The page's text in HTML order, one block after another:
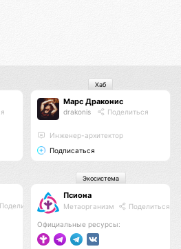
Марс Драконис
drakonis Поделиться
Инженер-архитектор
Подписаться
Хаб
Поделиться
Псиона
Метаорганизм Поделиться
Официальные ресурсы:
Экосистема